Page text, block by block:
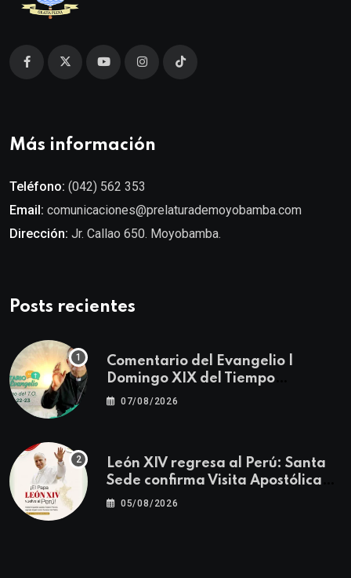
Más información
Teléfono: (042) 562 353
Email: comunicaciones@prelaturademoyobamba.com
Dirección: Jr. Callao 650. Moyobamba.
Posts recientes
Comentario del Evangelio |
Domingo XIX del Tiempo
Ordinario | Mateo 14, 22-23
07/08/2026
León XIV regresa al Perú: Santa
Sede confirma Visita Apostólica
del 11 al 17 de noviembre
05/08/2026